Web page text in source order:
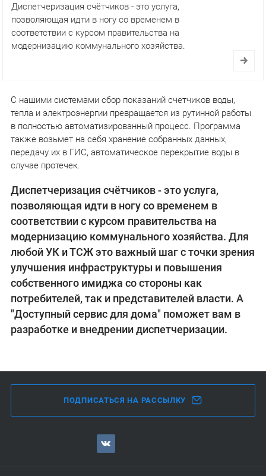
Диспетчеризация счётчиков - это услуга,
позволяющая идти в ногу со временем в
соответствии с курсом правительства на
модернизацию коммунального хозяйства.
С нашими системами сбор показаний счетчиков воды,
тепла и электроэнергии превращается из рутинной работы
в полностью автоматизированный процесс. Программа
также возьмет на себя хранение собранных данных,
передачу их в ГИС, автоматическое перекрытие воды в
случае протечек.
Диспетчеризация счётчиков - это услуга,
позволяющая идти в ногу со временем в
соответствии с курсом правительства на
модернизацию коммунального хозяйства. Для
любой УК и ТСЖ это важный шаг с точки зрения
улучшения инфраструктуры и повышения
собственного имиджа со стороны как
потребителей, так и представителей власти. А
"Доступный сервис для дома" поможет вам в
разработке и внедрении диспетчеризации.
ПОДПИСАТЬСЯ НА РАССЫЛКУ